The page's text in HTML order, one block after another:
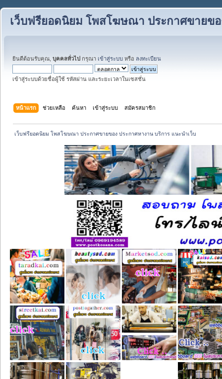
เว็บฟรียอดนิยม โพสโฆษณา ประกาศขายข
ยินดีต้อนรับคุณ, บุคคลทั่วไป กรุณา เข้าสู่ระบบ หรือ ลงทะเบียน
เข้าสู่ระบบด้วยชื่อผู้ใช้ รหัสผ่าน และระยะเวลาในเซสชั่น
หน้าแรก ช่วยเหลือ ค้นหา เข้าสู่ระบบ สมัครสมาชิก
เว็บฟรียอดนิยม โพสโฆษณา ประกาศขายของ ประกาศหางาน บริการ แนะนำเว็บ